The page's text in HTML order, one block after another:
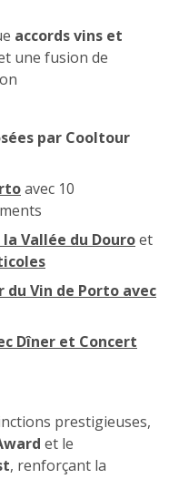
accords vins et
une fusion de
par Cooltour
avec 10
Vallée du Douroet
du Vin de Porto avec
Dîner et Concert
prestigieuses,
et le
, renforçant la